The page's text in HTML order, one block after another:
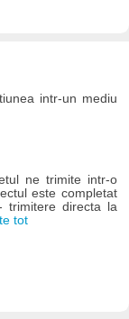
intr-un mediu
ne trimite intr-o
este completat
trimitere directa la
tot